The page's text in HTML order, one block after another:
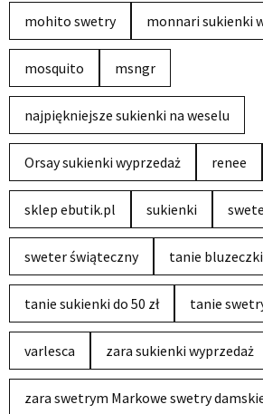
mohito swetry monnari sukienki
mosquito msngr
najpiękniejsze sukienki na weselu
Orsay sukienki wyprzedaż renee
sklep ebutik.pl sukienki
sweter świąteczny tanie bluzeczki
tanie sukienki do 50 zł tanie
varlesca zara sukienki wyprzedaż
zara swetrym Markowe swetry